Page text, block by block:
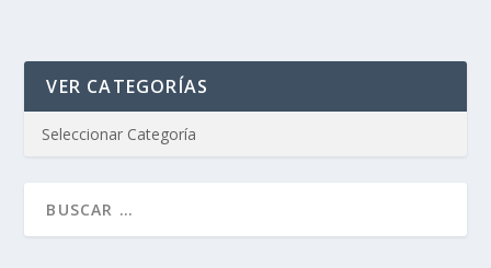
VER CATEGORÍAS